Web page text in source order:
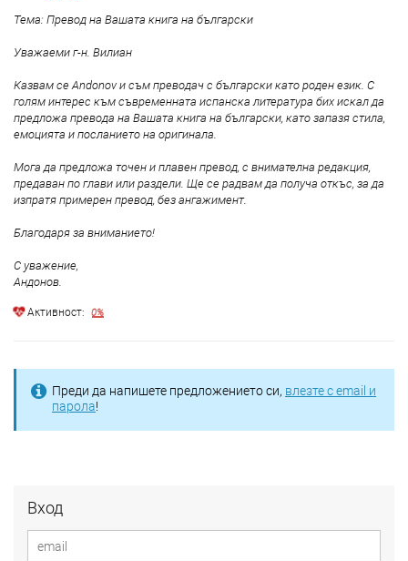
Вход
Тема: Превод на Вашата книга на български
Уважаеми г-н. Вилиан
Казвам се Andonov и съм преводач с български като роден език. С
голям интерес към съвременната испанска литература бих искал да
предложа превода на Вашата книга на български, като запазя стила,
емоцията и посланието на оригинала.
Мога да предложа точен и плавен превод, с внимателна редакция,
предаван по глави или раздели. Ще се радвам да получа откъс, за да
изпратя примерен превод, без ангажимент.
Благодаря за вниманието!
С уважение,
Андонов.
Aктивност: 0%
Преди да напишете предложението си, влезте с email и
парола!